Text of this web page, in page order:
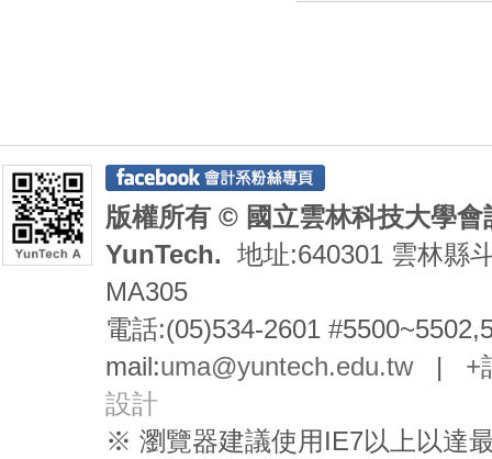
版權所有 © 國立雲林科技大學
YunTech. 地址:640301 雲林縣
MA305
電話:(05)534-2601
mail:uma@yuntech.edu.tw| +
設計
※ 瀏覽器建議使用IE7以上以達